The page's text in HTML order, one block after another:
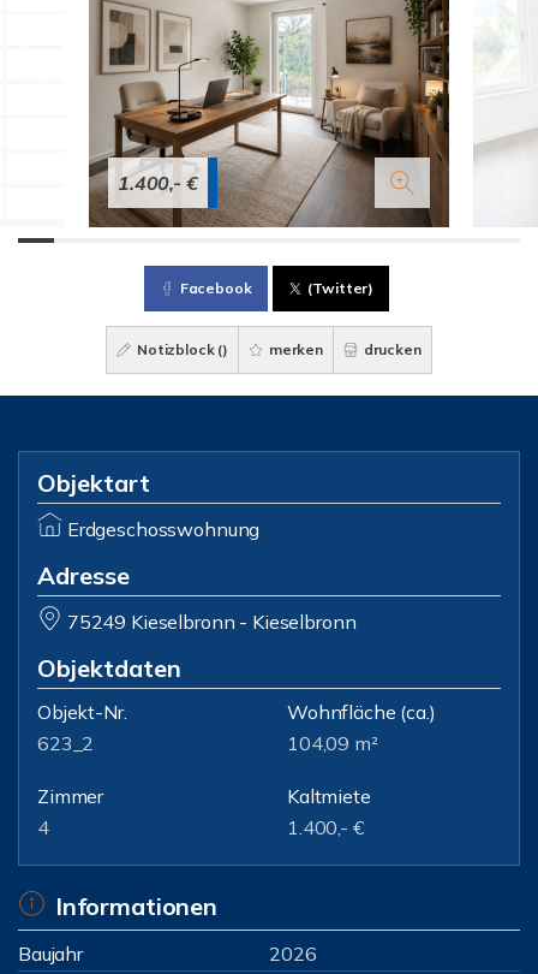
1.400,- €
Facebook (Twitter)
Notizblock () merken drucken
Objektart
Erdgeschosswohnung
Adresse
75249 Kieselbronn - Kieselbronn
Objektdaten
Objekt-Nr.
623_2
Wohnfläche (ca.)
104,09 m²
Zimmer
4
Kaltmiete
1.400,- €
Informationen
Baujahr
2026